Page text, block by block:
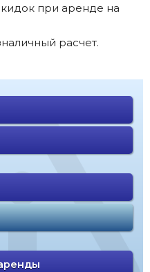
при аренде на
расчет.